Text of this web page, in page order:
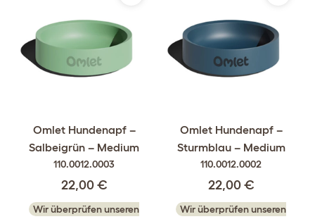
Omlet Hundenapf –
Salbeigrün – Medium
110.0012.0003
22,00 €
Wir überprüfen unseren
Omlet Hundenapf –
Sturmblau – Medium
110.0012.0002
22,00 €
Wir überprüfen unseren